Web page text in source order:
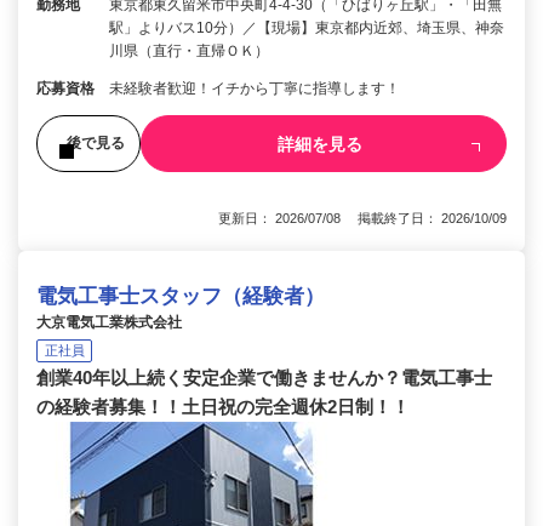
勤務地
東京都東久留米市中央町4-4-30（「ひばりヶ丘駅」・「田無
駅」よりバス10分）／【現場】東京都内近郊、埼玉県、神奈
川県（直行・直帰ＯＫ）
応募資格 未経験者歓迎！イチから丁寧に指導します！
後で見る 詳細を見る
更新日： 2026/07/08 掲載終了日： 2026/10/09
電気工事士スタッフ（経験者）
大京電気工業株式会社
正社員
創業40年以上続く安定企業で働きませんか？電気工事士
の経験者募集！！土日祝の完全週休2日制！！